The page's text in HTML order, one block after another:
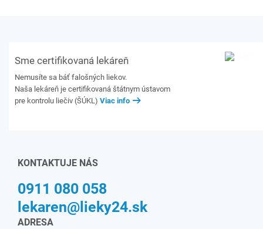
Sme certifikovaná lekáreň
Nemusíte sa báť falošných liekov.
Naša lekáreň je certifikovaná štátnym ústavom
pre kontrolu liečiv (ŠÚKL) Viac info
KONTAKTUJE NÁS
0911 080 058
lekaren@lieky24.sk
ADRESA